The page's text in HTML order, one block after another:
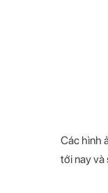
Các hình
tới nay và